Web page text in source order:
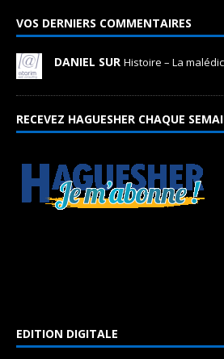
VOS DERNIERS COMMENTAIRES
DANIEL SUR Histoire – La
RECEVEZ HAGUESHER CHAQUE
EDITION DIGITALE